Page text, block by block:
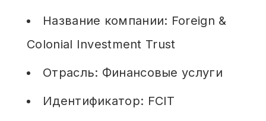
Название компании: Foreign &
Colonial Investment Trust
Отрасль: Финансовые услуги
Идентификатор: FCIT